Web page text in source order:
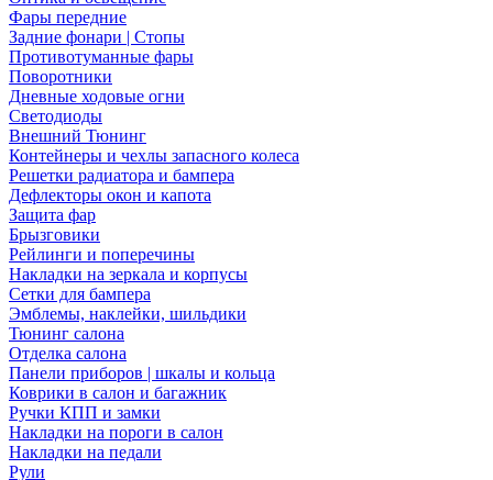
Фары передние
Задние фонари | Стопы
Противотуманные фары
Поворотники
Дневные ходовые огни
Светодиоды
Внешний Тюнинг
Контейнеры и чехлы запасного колеса
Решетки радиатора и бампера
Дефлекторы окон и капота
Защита фар
Брызговики
Рейлинги и поперечины
Накладки на зеркала и корпусы
Сетки для бампера
Эмблемы, наклейки, шильдики
Тюнинг салона
Отделка салона
Панели приборов | шкалы и кольца
Коврики в салон и багажник
Ручки КПП и замки
Накладки на пороги в салон
Накладки на педали
Рули